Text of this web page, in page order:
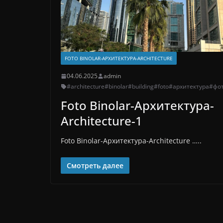
FOTO BINOLAR-АРХИТЕКТУРА-ARCHITECTURE
04.06.2025
admin
#architecture#binolar#building#foto#архитектура
Foto Binolar-Архитектура-
Architecture-1
Foto Binolar-Архитектура-Architecture …..
Смотреть далее